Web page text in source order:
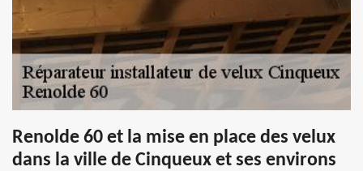
Renolde 60 et la mise en place des velux
dans la ville de Cinqueux et ses environs